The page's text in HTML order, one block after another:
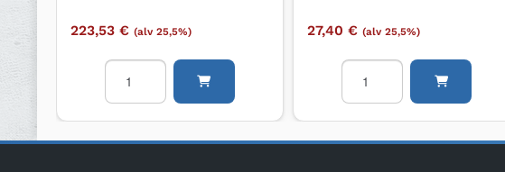
223,53€ (alv 25,5%)
Painonappi
Seven
Sensor
27,40€ (alv 25,5%)
Silta
Seven
määrä